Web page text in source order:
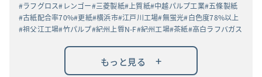
ラフグロス レンゴー 三菱製紙 上質紙 中越パルプ工業 五條製紙
古紙配合率70% 更紙 横浜市 江戸川工場 無蛍光 白色度78%以上
祖父江工場 竹パルプ 紀州上質N-F 紀州工場 茶紙 高白ラフバガス
もっと見る +